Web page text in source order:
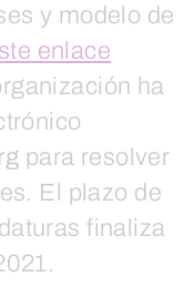
y modelo de
enlace
ha
para resolver
El plazo de
finaliza